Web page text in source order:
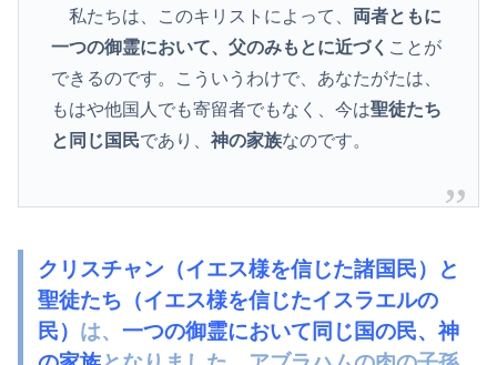
私たちは、このキリストによって、 両者ともに
一つの御霊において、父のみもとに近づく ことが
できるのです。こういうわけで、あなたがたは、
もはや他国人でも寄留者でもなく、今は聖徒たち
と同じ国民であり、 神の家族なのです。
クリスチャン（イエス様を信じた諸国民）と
聖徒たち（イエス様を信じたイスラエルの
民） は、一つの御霊において同じ国の民、神